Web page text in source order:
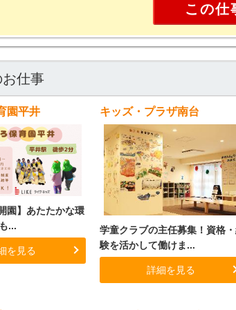
この仕
仕事
園平井
園】あたたかな環
...
を見る
キッズ・プラザ南台
学童クラブの主任募集！資格
験を活かして働けま...
詳細を見る